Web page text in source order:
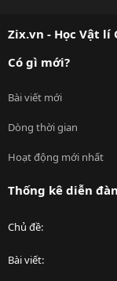
Zix.vn - Học Vật
Có gì mới?
Bài viết mới
Dòng thời gian
Hoạt động mới nhất
Thống kê diễn đàn
Chủ đề
Bài viết